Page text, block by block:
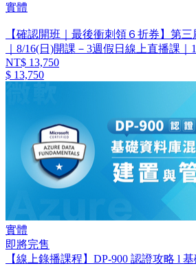
實體
【確認開班｜最後衝刺領６折券】第
｜8/16(日)開課－3週假日線上直播課｜
NT$ 13,750
$ 13,750
實體
即將完售
【線上錄播課程】DP-900 認證攻略 l